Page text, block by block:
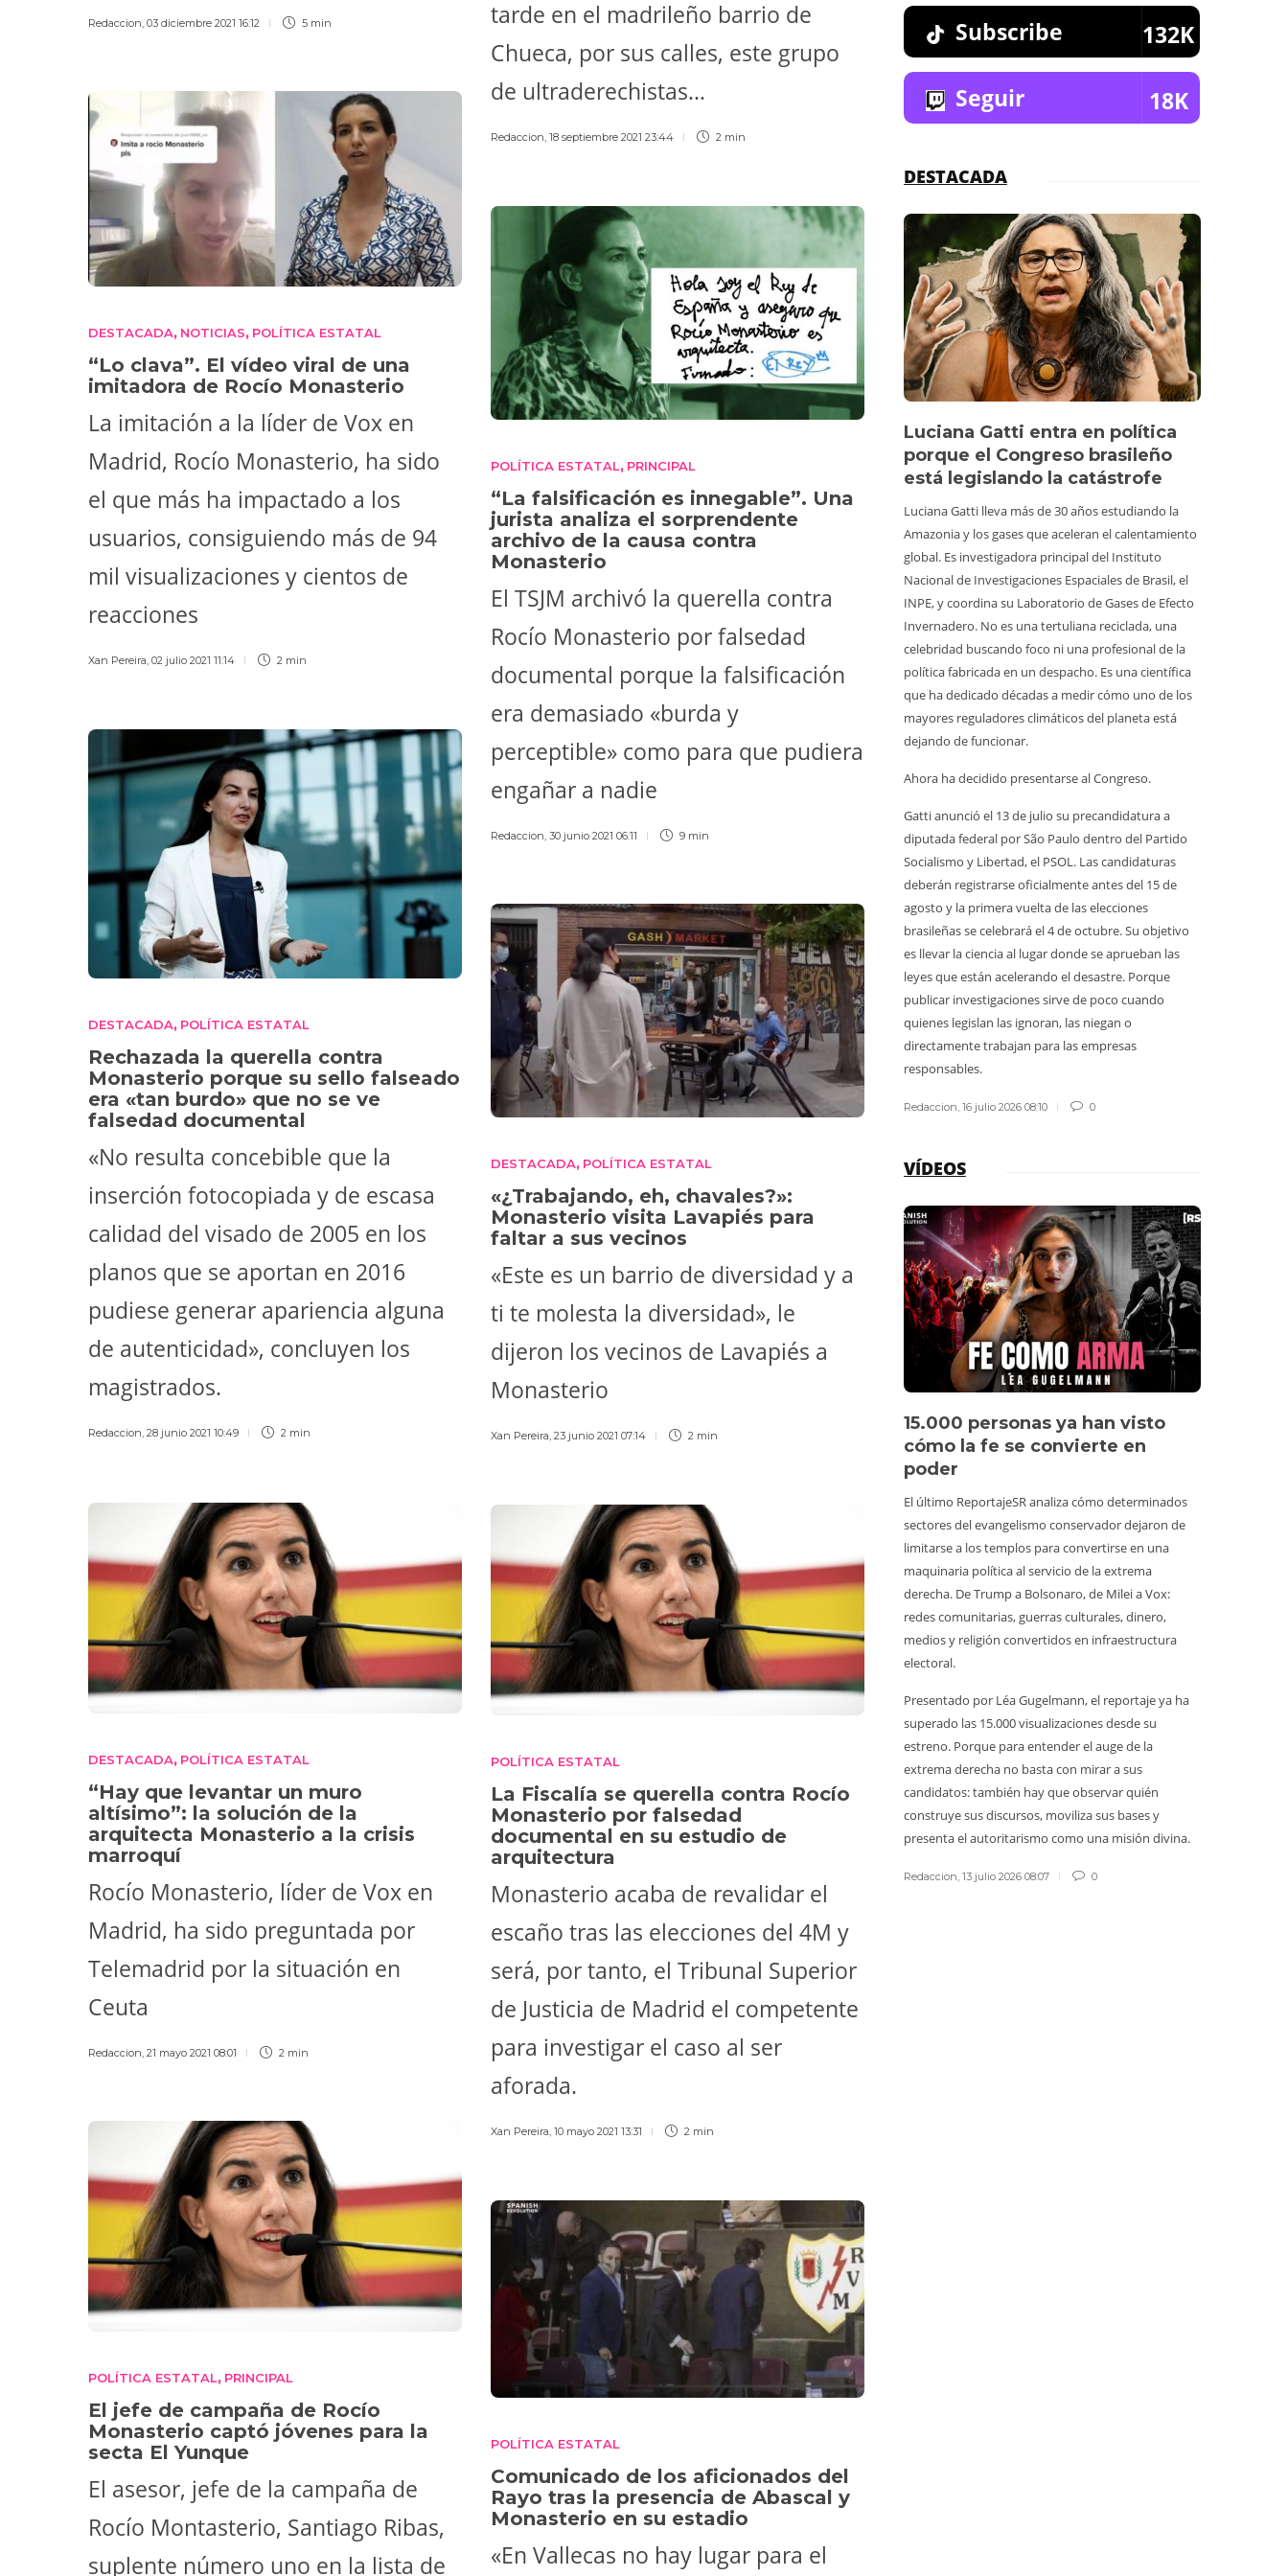
Redaccion 03 diciembre 2021 16:12 5 min
tarde en el madrileño barrio de
Chueca, por sus calles, este grupo
de ultraderechistas…
Redaccion, 18 septiembre 2021 23:44 2 min
DESTACADA, NOTICIAS, POLÍTICA ESTATAL
“Lo clava”. El vídeo viral de una
imitadora de Rocío Monasterio
La imitación a la líder de Vox en
Madrid, Rocío Monasterio, ha sido
el que más ha impactado a los
usuarios, consiguiendo más de 94
mil visualizaciones y cientos de
reacciones
Xan Pereira, 02 julio 2021 11:14 2 min
POLÍTICA ESTATAL, PRINCIPAL
“La falsificación es innegable”. Una
jurista analiza el sorprendente
archivo de la causa contra
Monasterio
El TSJM archivó la querella contra
Rocío Monasterio por falsedad
documental porque la falsificación
era demasiado «burda y
perceptible» como para que pudiera
engañar a nadie
Redaccion, 30 junio 2021 06:11 9 min
DESTACADA, POLÍTICA ESTATAL
Rechazada la querella contra
Monasterio porque su sello falseado
era «tan burdo» que no se ve
falsedad documental
«No resulta concebible que la
inserción fotocopiada y de escasa
calidad del visado de 2005 en los
planos que se aportan en 2016
pudiese generar apariencia alguna
de autenticidad», concluyen los
magistrados.
Redaccion, 28 junio 2021 10:49 2 min
DESTACADA, POLÍTICA ESTATAL
«¿Trabajando, eh, chavales?»:
Monasterio visita Lavapiés para
faltar a sus vecinos
«Este es un barrio de diversidad y a
ti te molesta la diversidad», le
dijeron los vecinos de Lavapiés a
Monasterio
Xan Pereira, 23 junio 2021 07:14 2 min
DESTACADA, POLÍTICA ESTATAL
“Hay que levantar un muro
altísimo”: la solución de la
arquitecta Monasterio a la crisis
marroquí
Rocío Monasterio, líder de Vox en
Madrid, ha sido preguntada por
Telemadrid por la situación en
Ceuta
Redaccion 21 mayo 2021 08:01 2 min
POLÍTICA ESTATAL
La Fiscalía se querella contra Rocío
Monasterio por falsedad
documental en su estudio de
arquitectura
Monasterio acaba de revalidar el
escaño tras las elecciones del 4M y
será, por tanto, el Tribunal Superior
de Justicia de Madrid el competente
para investigar el caso al ser
aforada.
Xan Pereira 10 mayo 2021 13:31 2 min
POLÍTICA ESTATAL, PRINCIPAL
El jefe de campaña de Rocío
Monasterio captó jóvenes para la
secta El Yunque
El asesor, jefe de la campaña de
Rocío Montasterio, Santiago Ribas,
suplente número uno en la lista de
POLÍTICA ESTATAL
Comunicado de los aficionados del
Rayo tras la presencia de Abascal y
Monasterio en su estadio
«En Vallecas no hay lugar para el
Subscribe 132K
Seguir 18K
DESTACADA
Luciana Gatti entra en política
porque el Congreso brasileño
está legislando la catástrofe
Luciana Gatti lleva más de 30 años estudiando la
Amazonia y los gases que aceleran el calentamiento
global. Es investigadora principal del Instituto
Nacional de Investigaciones Espaciales de Brasil, el
INPE, y coordina su Laboratorio de Gases de Efecto
Invernadero. No es una tertuliana reciclada, una
celebridad buscando foco ni una profesional de la
política fabricada en un despacho. Es una científica
que ha dedicado décadas a medir cómo uno de los
mayores reguladores climáticos del planeta está
dejando de funcionar.
Ahora ha decidido presentarse al Congreso.
Gatti anunció el 13 de julio su precandidatura a
diputada federal por São Paulo dentro del Partido
Socialismo y Libertad, el PSOL. Las candidaturas
deberán registrarse oficialmente antes del 15 de
agosto y la primera vuelta de las elecciones
brasileñas se celebrará el 4 de octubre. Su objetivo
es llevar la ciencia al lugar donde se aprueban las
leyes que están acelerando el desastre. Porque
publicar investigaciones sirve de poco cuando
quienes legislan las ignoran, las niegan o
directamente trabajan para las empresas
responsables.
Redaccion 16 julio 2026 08:10 0
VÍDEOS
15.000 personas ya han visto
cómo la fe se convierte en
poder
El último ReportajeSR analiza cómo determinados
sectores del evangelismo conservador dejaron de
limitarse a los templos para convertirse en una
maquinaria política al servicio de la extrema
derecha. De Trump a Bolsonaro, de Milei a Vox:
redes comunitarias, guerras culturales, dinero,
medios y religión convertidos en infraestructura
electoral.
Presentado por Léa Gugelmann, el reportaje ya ha
superado las 15.000 visualizaciones desde su
estreno. Porque para entender el auge de la
extrema derecha no basta con mirar a sus
candidatos: también hay que observar quién
construye sus discursos, moviliza sus bases y
presenta el autoritarismo como una misión divina.
Redaccion, 13 julio 2026 08:07 0